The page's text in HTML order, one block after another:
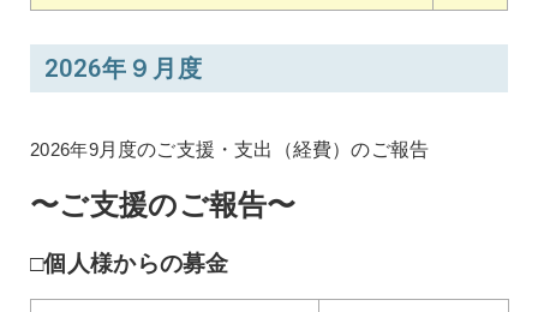
2026年９月度
2026年9月度のご支援・支出（経費）のご報告
〜ご支援のご報告〜
□個人様からの募金